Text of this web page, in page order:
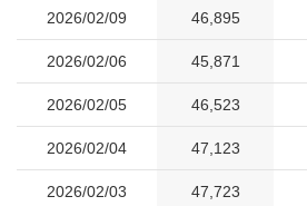
2026/02/09 46,895
2026/02/06 45,871
2026/02/05 46,523
2026/02/04 47,123
2026/02/03 47,723